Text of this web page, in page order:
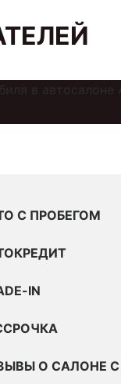
С ПРОБЕГОМ
IN
О САЛОНЕ